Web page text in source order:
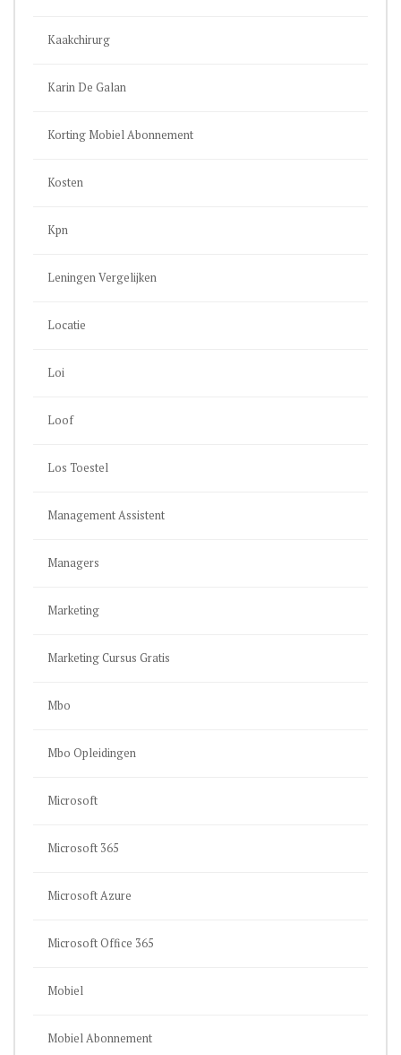
Kaakchirurg
Karin De Galan
Korting Mobiel Abonnement
Kosten
Kpn
Leningen Vergelijken
Locatie
Loi
Loof
Los Toestel
Management Assistent
Managers
Marketing
Marketing Cursus Gratis
Mbo
Mbo Opleidingen
Microsoft
Microsoft 365
Microsoft Azure
Microsoft Office 365
Mobiel
Mobiel Abonnement